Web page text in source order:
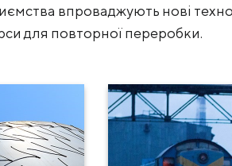
впроваджують нові
для повторної переробки.